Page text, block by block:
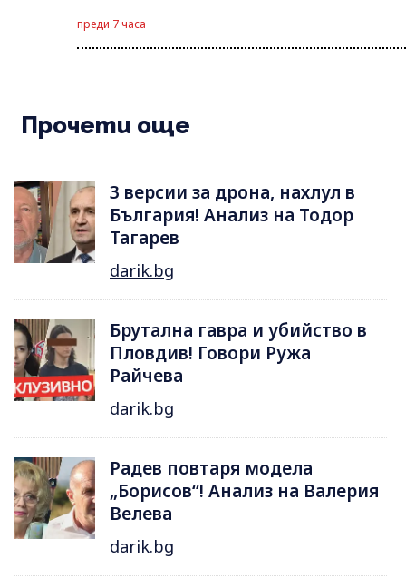
преди 7 часа
Прочети още
3 версии за дрона, нахлул в
България! Анализ на Тодор
Тагарев
darik.bg
Брутална гавра и убийство в
Пловдив! Говори Ружа
Райчева
darik.bg
Радев повтаря модела
„Борисов“! Анализ на Валерия
Велева
darik.bg